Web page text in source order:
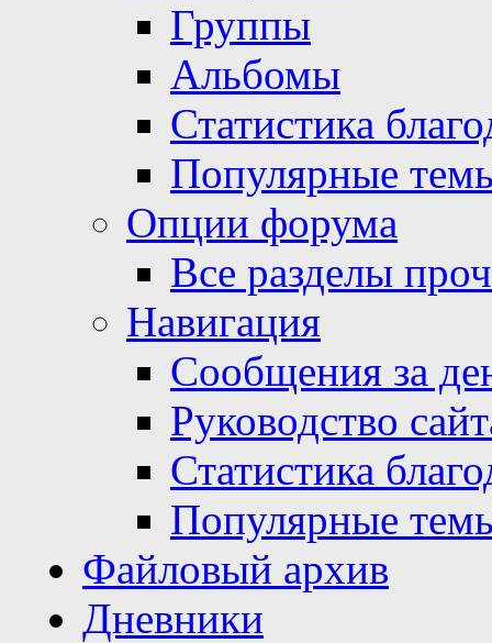
Группы
Альбомы
Статистика
Популярные
Опции форума
Все разделы
Навигация
Сообщения за
Руководство
Статистика
Популярные
Файловый архив
Дневники